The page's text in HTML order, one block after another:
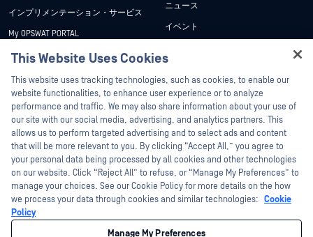
インプリメンテーション・サービス
My OPSWAT PORTAL
技術文書
トレーニング
脆弱性対策プログラム
パートナー
認証
テクノロジー・パートナー
OPSWAT チャネル パートナー
ニュース
イベント
ホワイトペーパー
無料ツール
©2026OPSWAT . All rights reserved.OPSWAT、MetaDefender、Metascan、
MetaAccess、OPSWAT 、Trust no File. Trust No Device.、OPSWAT 、Protecting the
World's Critical Infrastructure、Deep CDR™ Technology、InQuest、InQuestロゴ、
This Website Uses Cookies
This website uses tracking technologies, such as cookies, to enable our
website functionalities, to enhance user experience or to analyze
performance and traffic. We may also share information about your use of
our site with our social media, advertising, and analytics partners. This
allows us to perform targeted advertising and to select ads and content
that will be more relevant to you. By clicking “Accept All,” you agree to
your personal data being processed by all cookies and other technologies
on our website. Click “Reject All” to refuse, or “Manage My Preferences” to
manage your choices. See our Cookie Policy for more details on the how
we process your data through cookies and similar technologies: Cookie
Policy
Manage My Preferences
Hey there!
I'm Ozzy, your OPSWAT virtual assistant.
How can I help you secure what's critical
today?